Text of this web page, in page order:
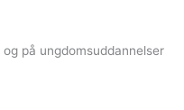
på ungdomsuddannelser